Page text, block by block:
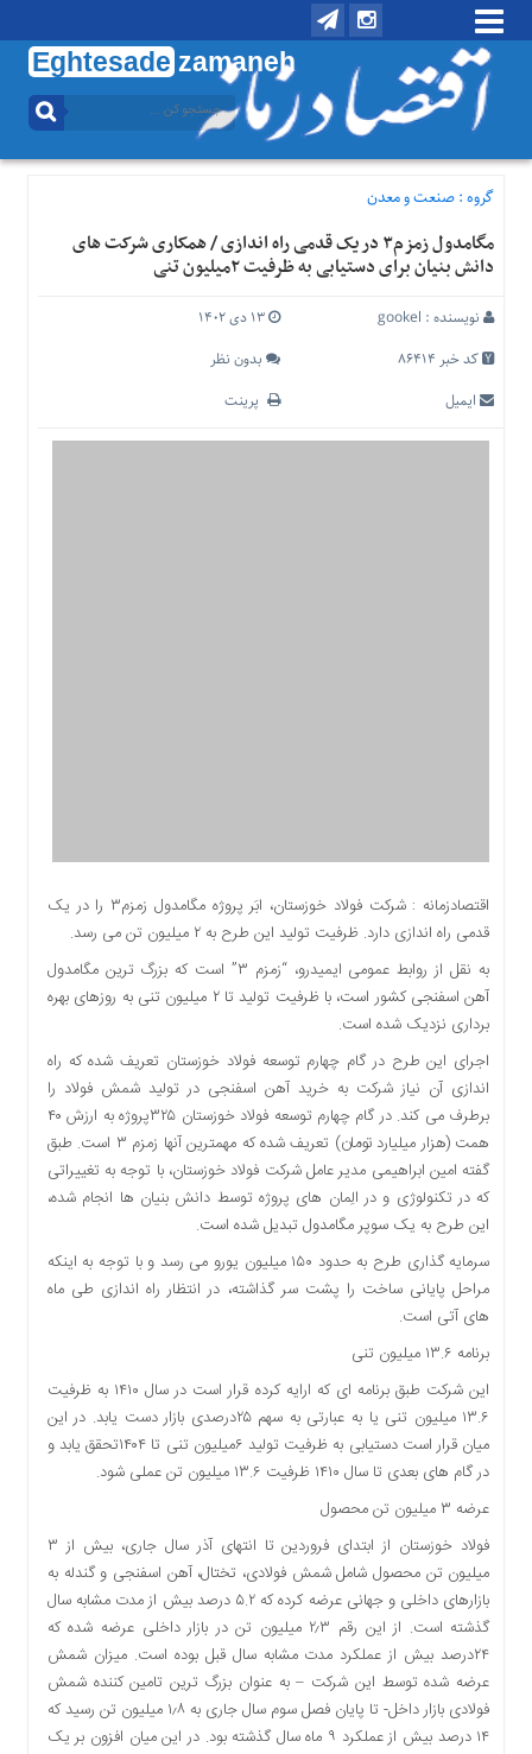
Eghtesade zamaneh
منوی
تماس
درباره
منوی
خانه
اقتصادی
اجتماعی
معدن
نفت
فناوری
منظقه
دسترسی
سریع
تماس
درباره
کتاب
پلیس،امنیت
جامعه
گرایی
رسید
اخبار
سایت
اجتماعی
اقتصادی
فرهنگ
بین
گروه :صنعت و معدن
مگامدول زمزم۳ در یک قدمی راه اندازی / همکاری شرکت های
دانش بنیان برای دستیابی به ظرفیت ۲میلیون تنی
نویسنده : gookel
۱۳ دی ۱۴۰۲
کد خبر 86414
بدون نظر
ایمیل
پرینت
اقتصادزمانه : شرکت فولاد خوزستان، ابَر پروژه مگامدول زمزم۳ را در یک
قدمی راه اندازی دارد. ظرفیت تولید این طرح به ۲ میلیون تن می رسد.
به نقل از روابط عمومی ایمیدرو، “زمزم ۳” است که بزرگ ترین مگامدول
آهن اسفنجی کشور است، با ظرفیت تولید تا ۲ میلیون تنی به روزهای بهره
برداری نزدیک شده است.
اجرای این طرح در گام چهارم توسعه فولاد خوزستان تعریف شده که راه
اندازی آن نیاز شرکت به خرید آهن اسفنجی در تولید شمش فولاد را
برطرف می کند. در گام چهارم توسعه فولاد خوزستان ۳۲۵پروژه به ارزش ۴۰
همت (هزار میلیارد تومان) تعریف شده که مهمترین آنها زمزم ۳ است. طبق
گفته امین ابراهیمی مدیر عامل شرکت فولاد خوزستان، با توجه به تغییراتی
که در تکنولوژی و در الِمان های پروژه توسط دانش بنیان ها انجام شده،
این طرح به یک سوپر مگامدول تبدیل شده است.
سرمایه گذاری طرح به حدود ۱۵۰ میلیون یورو می رسد و با توجه به اینکه
مراحل پایانی ساخت را پشت سر گذاشته، در انتظار راه اندازی طی ماه
های آتی است.
برنامه ۱۳.۶ میلیون تنی
این شرکت طبق برنامه ای که ارایه کرده قرار است در سال ۱۴۱۰ به ظرفیت
۱۳.۶ میلیون تنی یا به عبارتی به سهم ۲۵درصدی بازار دست یابد. در این
میان قرار است دستیابی به ظرفیت تولید ۶میلیون تنی تا ۱۴۰۴تحقق یابد و
در گام های بعدی تا سال ۱۴۱۰ ظرفیت ۱۳.۶ میلیون تن عملی شود.
عرضه ۳ میلیون تن محصول
فولاد خوزستان از ابتدای فروردین تا انتهای آذر سال جاری، بیش از ۳
میلیون تن محصول شامل شمش فولادی، تختال، آهن اسفنجی و گندله به
بازارهای داخلی و جهانی عرضه کرده که ۵.۲ درصد بیش از مدت مشابه سال
گذشته است. از این رقم ۲٫۳ میلیون تن در بازار داخلی عرضه شده که
۲۴درصد بیش از عملکرد مدت مشابه سال قبل بوده است. میزان شمش
عرضه شده توسط این شرکت – به عنوان بزرگ ترین تامین کننده شمش
فولادی بازار داخل- تا پایان فصل سوم سال جاری به ۱٫۸ میلیون تن رسید که
۱۴ درصد بیش از عملکرد ۹ ماه سال گذشته بود. در این میان افزون بر یک